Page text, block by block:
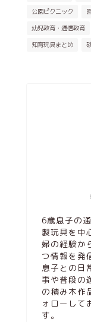
公園ピクニック
幼児教育・通信教育
知育玩具まとめ
6歳息子の
製玩具を中
婦の経験か
つ情報を
息子との日
事や普段の
の積み木作
ォローして
す。